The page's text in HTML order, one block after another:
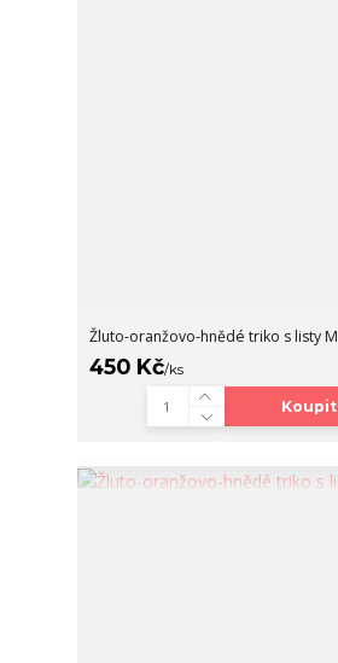
Žluto-oranžovo-hnědé triko s listy M
450 Kč/ks
Koupit